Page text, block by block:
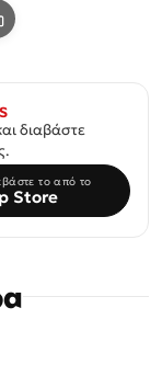
διαβάστε
το από το
Store